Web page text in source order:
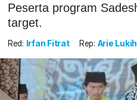
Peserta program
target.
Red: Irfan Fitrat Rep: Arie